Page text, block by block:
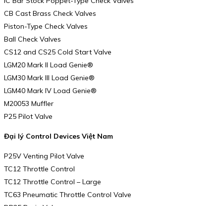
CB Cast Brass Check Valves
Piston-Type Check Valves
Ball Check Valves
CS12 and CS25 Cold Start Valve
LGM20 Mark II Load Genie®
LGM30 Mark III Load Genie®
LGM40 Mark IV Load Genie®
M20053 Muffler
P25 Pilot Valve
Đại lý Control Devices Việt Nam
P25V Venting Pilot Valve
TC12 Throttle Control
TC12 Throttle Control – Large
TC63 Pneumatic Throttle Control Valve